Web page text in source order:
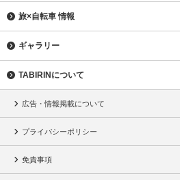
旅×自転車 情報
ギャラリー
TABIRINについて
広告・情報掲載について
プライバシーポリシー
免責事項